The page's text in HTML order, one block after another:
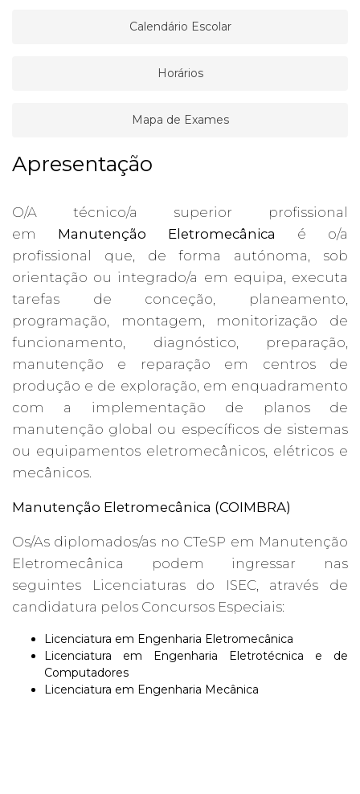
Calendário Escolar
Horários
Mapa de Exames
Apresentação
O/A técnico/a superior profissional
em Manutenção Eletromecânica é o/a
profissional que, de forma autónoma, sob
orientação ou integrado/a em equipa, executa
tarefas de conceção, planeamento,
programação, montagem, monitorização de
funcionamento, diagnóstico, preparação,
manutenção e reparação em centros de
produção e de exploração, em enquadramento
com a implementação de planos de
manutenção global ou específicos de sistemas
ou equipamentos eletromecânicos, elétricos e
mecânicos.
Manutenção Eletromecânica (COIMBRA)
Os/As diplomados/as no CTeSP em Manutenção
Eletromecânica podem ingressar nas
seguintes Licenciaturas do ISEC, através de
candidatura pelos Concursos Especiais:
Licenciatura em Engenharia Eletromecânica
Licenciatura em Engenharia Eletrotécnica e de
Computadores
Licenciatura em Engenharia Mecânica